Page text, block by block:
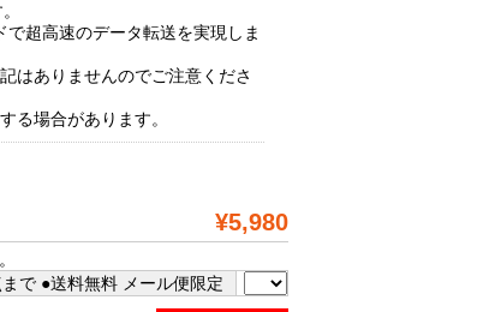
で超高速のデータ転送を実現しま
はありませんのでご注意くださ
る場合があります。
¥5,980
で ●送料無料 メール便限定